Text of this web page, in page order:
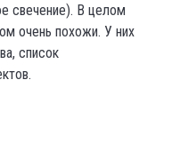
свечение). В целом
очень похожи. У них
список